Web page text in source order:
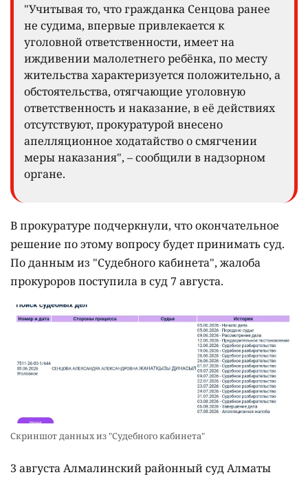
"Учитывая то, что гражданка Сенцова ранее
не судима, впервые привлекается к
уголовной ответственности, имеет на
иждивении малолетнего ребёнка, по месту
жительства характеризуется положительно, а
обстоятельства, отягчающие уголовную
ответственность и наказание, в её действиях
отсутствуют, прокуратурой внесено
апелляционное ходатайство о смягчении
меры наказания", – сообщили в надзорном
органе.
В прокуратуре подчеркнули, что окончательное
решение по этому вопросу будет принимать суд.
По данным из "Судебного кабинета", жалоба
прокуроров поступила в суд 7 августа.
Скриншот данных из "Судебного кабинета"
3 августа Алмалинский районный суд Алматы